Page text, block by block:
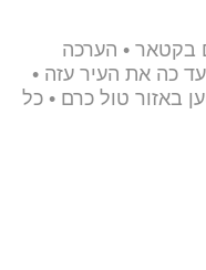
בקטאר • הערכה
עזבו עד כה את העיר עזה •
באזור טול כרם • כל